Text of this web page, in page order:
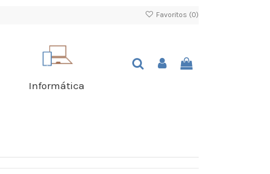
Favoritos (0)
Informática